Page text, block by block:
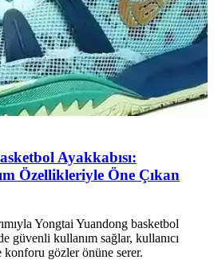
Ayakkabısı:
Özellikleriyle Öne Çıkan
Yongtai Yuandong basketbol
güvenli kullanım sağlar, kullanıcı
gözler önüne serer.